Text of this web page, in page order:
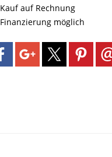
Kauf auf Rechnung
Finanzierung möglich